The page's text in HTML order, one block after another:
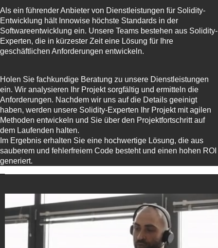
Als ein führender Anbieter von Dienstleistungen für Solidity-
Entwicklung hält Innowise höchste Standards in der
Softwareentwicklung ein. Unsere Teams bestehen aus Solidity-
Experten, die in kürzester Zeit eine Lösung für Ihre
geschäftlichen Anforderungen entwickeln.
Holen Sie fachkundige Beratung zu unsere Dienstleistungen
ein. Wir analysieren Ihr Projekt sorgfältig und ermitteln die
Anforderungen. Nachdem wir uns auf die Details geeinigt
haben, werden unsere Solidity-Experten Ihr Projekt mit agilen
Methoden entwickeln und Sie über den Projektfortschritt auf
dem Laufenden halten.
Im Ergebnis erhalten Sie eine hochwertige Lösung, die aus
sauberem und fehlerfreiem Code besteht und einen hohen ROI
generiert.